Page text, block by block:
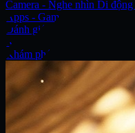
Camera - Nghe nhìn Di động
Apps - Game
Đánh giá
Xe
Khám phá